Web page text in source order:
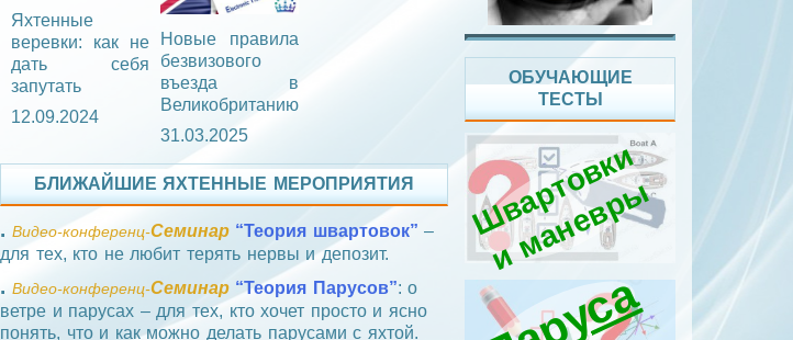
Яхтенные
веревки: как не
дать себя
запутать
12.09.2024
Новые правила
безвизового
въезда в
Великобританию
31.03.2025
БЛИЖАЙШИЕ ЯХТЕННЫЕ МЕРОПРИЯТИЯ
. Видео‑конференц‑Семинар “Теория швартовок” –
для тех, кто не любит терять нервы и депозит.
. Видео‑конференц‑Семинар “Теория Парусов”: о
ветре и парусах – для тех, кто хочет просто и ясно
понять, что и как можно делать парусами с яхтой.
ОБУЧАЮЩИЕ
ТЕСТЫ
Ш
в
а
р
т
о
в
к
и
и
м
а
н
е
в
р
ы